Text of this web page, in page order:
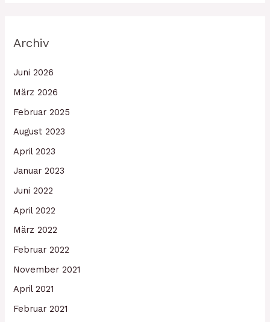
Archiv
Juni 2026
März 2026
Februar 2025
August 2023
April 2023
Januar 2023
Juni 2022
April 2022
März 2022
Februar 2022
November 2021
April 2021
Februar 2021